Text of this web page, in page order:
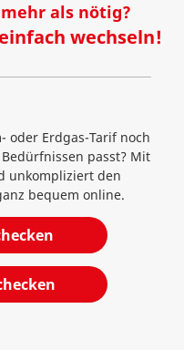
als nötig?
wechseln!
oder Erdgas-Tarif noch
passt? Mit
unkompliziert den
bequem online.